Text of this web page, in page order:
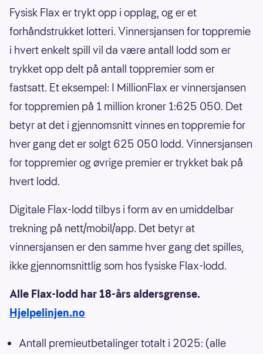
Fysisk Flax er trykt opp i opplag, og er et
forhåndstrukket lotteri. Vinnersjansen for toppremie
i hvert enkelt spill vil da være antall lodd som er
trykket opp delt på antall toppremier som er
fastsatt. Et eksempel: I MillionFlax er vinnersjansen
for toppremien på 1 million kroner 1:625 050. Det
betyr at det i gjennomsnitt vinnes en toppremie for
hver gang det er solgt 625 050 lodd. Vinnersjansen
for toppremier og øvrige premier er trykket bak på
hvert lodd.
Digitale Flax-lodd tilbys i form av en umiddelbar
trekning på nett/mobil/app. Det betyr at
vinnersjansen er den samme hver gang det spilles,
ikke gjennomsnittlig som hos fysiske Flax-lodd.
Alle Flax-lodd har 18-års aldersgrense.
Hjelpelinjen.no
Antall premieutbetalinger totalt i 2025: (alle